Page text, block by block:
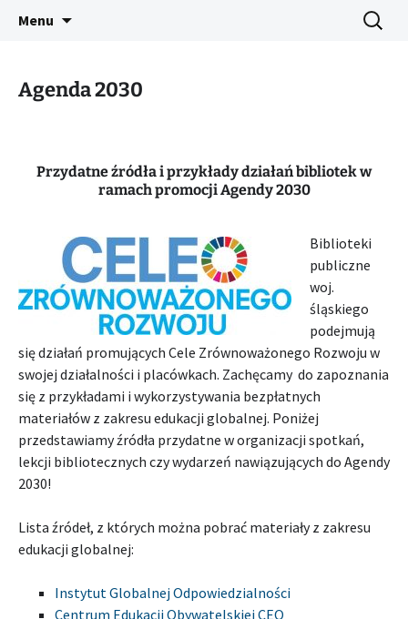
Śląski Pegaz
Platforma inicjatyw bibliotecznych
Menu Szukaj:
Agenda 2030
Przydatne źródła i przykłady działań bibliotek w
ramach promocji Agendy 2030
Biblioteki
publiczne
woj.
śląskiego
podejmują
się działań promujących Cele Zrównoważonego Rozwoju w
swojej działalności i placówkach. Zachęcamy do zapoznania
się z przykładami i wykorzystywania bezpłatnych
materiałów z zakresu edukacji globalnej. Poniżej
przedstawiamy źródła przydatne w organizacji spotkań,
lekcji bibliotecznych czy wydarzeń nawiązujących do Agendy
2030!
Lista źródeł, z których można pobrać materiały z zakresu
edukacji globalnej:
Instytut Globalnej Odpowiedzialności
Centrum Edukacji Obywatelskiej CEO